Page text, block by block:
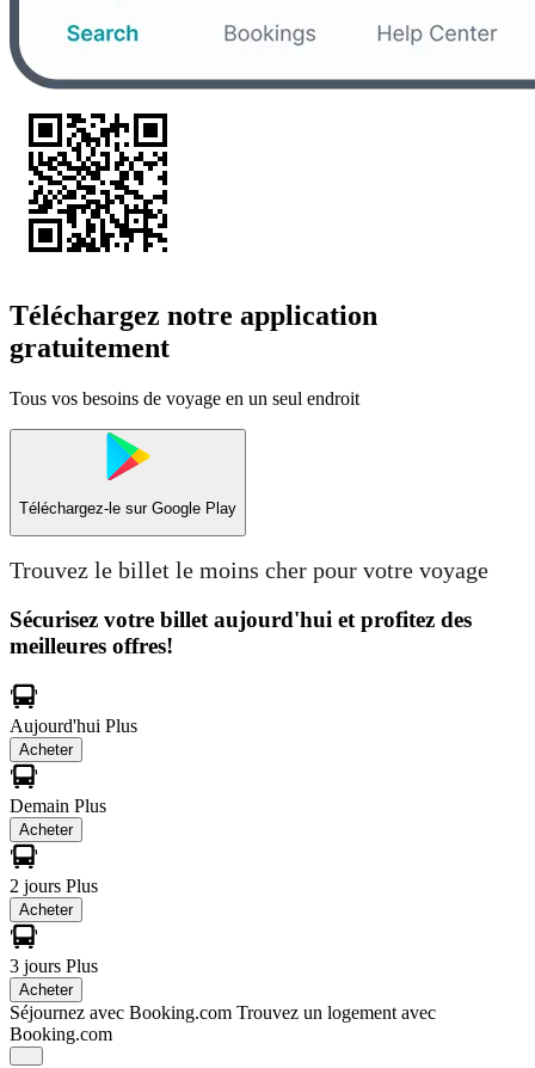
Téléchargez notre application
gratuitement
Tous vos besoins de voyage en un seul endroit
Téléchargez-le sur Google Play
Trouvez le billet le moins cher pour votre voyage
Sécurisez votre billet aujourd'hui et profitez des
meilleures offres!
Aujourd'hui Plus
Acheter
Demain Plus
Acheter
2 jours Plus
Acheter
3 jours Plus
Acheter
Séjournez avec Booking.com Trouvez un logement avec
Booking.com